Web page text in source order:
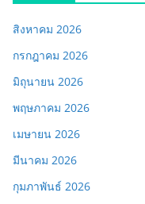
สิงหาคม 2026
กรกฎาคม 2026
มิถุนายน 2026
พฤษภาคม 2026
เมษายน 2026
มีนาคม 2026
กุมภาพันธ์ 2026